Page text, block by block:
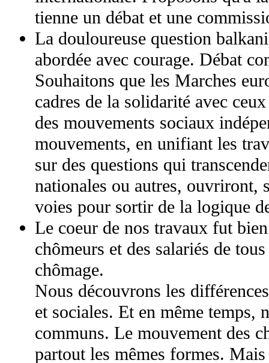
tienne un débat et une
La douloureuse question
abordée avec courage. Débat
Souhaitons que les Marches
cadres de la solidarité avec
des mouvements sociaux
mouvements, en unifiant les
sur des questions qui
nationales ou autres, ouvriront,
voies pour sortir de la logique
Le coeur de nos travaux fut
chômeurs et des salariés de
chômage.
Nous découvrons les
et sociales. Et en même temps,
communs. Le mouvement des
partout les mêmes formes.